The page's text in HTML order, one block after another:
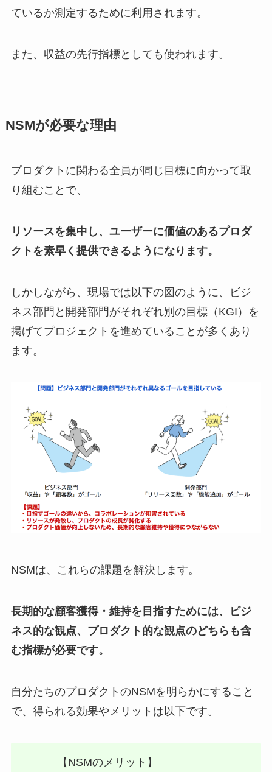
ているか測定するために利用されます。
また、収益の先行指標としても使われます。
NSMが必要な理由
プロダクトに関わる全員が同じ目標に向かって取
り組むことで、
リソースを集中し、ユーザーに価値のあるプロダ
クトを素早く提供できるようになります。
しかしながら、現場では以下の図のように、ビジ
ネス部門と開発部門がそれぞれ別の目標（KGI）を
掲げてプロジェクトを進めていることが多くあり
ます。
NSMは、これらの課題を解決します。
長期的な顧客獲得・維持を目指すためには、ビジ
ネス的な観点、プロダクト的な観点のどちらも含
む指標が必要です。
自分たちのプロダクトのNSMを明らかにすること
で、得られる効果やメリットは以下です。
【NSMのメリット】